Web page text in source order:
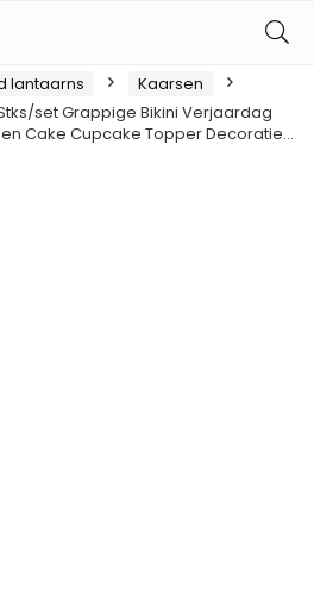
lantaarns
Kaarsen
set Grappige Bikini Verjaardag
Cake Cupcake Topper Decoratie…